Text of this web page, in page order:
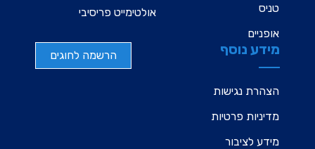
טניס
אופניים
אולטימייט פריסיבי
מידע נוסף
הצהרת נגישות
מדיניות פרטיות
מידע לציבור
הרשמה לחוגים